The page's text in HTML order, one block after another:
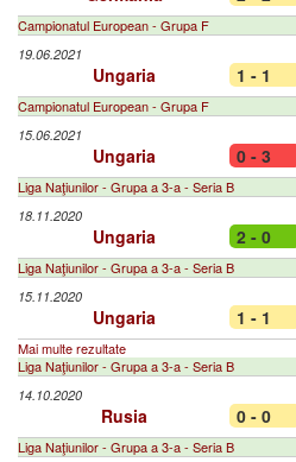
Campionatul European - Grupa F
19.06.2021
Ungaria 1 - 1
Campionatul European - Grupa F
15.06.2021
Ungaria 0 - 3
Liga Naţiunilor - Grupa a 3-a - Seria B
18.11.2020
Ungaria 2 - 0
Liga Naţiunilor - Grupa a 3-a - Seria B
15.11.2020
Ungaria 1 - 1
Mai multe rezultate
Liga Naţiunilor - Grupa a 3-a - Seria B
14.10.2020
Rusia 0 - 0
Liga Naţiunilor - Grupa a 3-a - Seria B